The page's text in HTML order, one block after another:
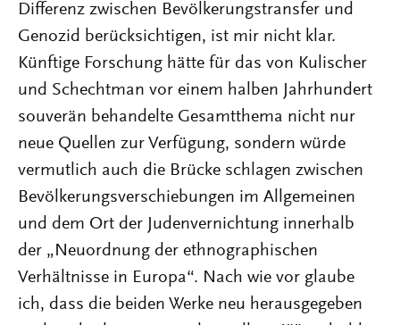
Differenz zwischen Bevölkerungstransfer und
Genozid berücksichtigen, ist mir nicht klar.
Künftige Forschung hätte für das von Kulischer
und Schechtman vor einem halben Jahrhundert
souverän behandelte Gesamtthema nicht nur
neue Quellen zur Verfügung, sondern würde
vermutlich auch die Brücke schlagen zwischen
Bevölkerungsverschiebungen im Allgemeinen
und dem Ort der Judenvernichtung innerhalb
der „Neuordnung der ethnographischen
Verhältnisse in Europa“. Nach wie vor glaube
ich, dass die beiden Werke neu herausgegeben